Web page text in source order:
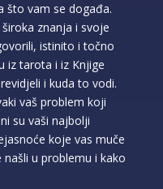
što vam se događa.
znanja i svoje
istinito i točno
iz tarota i iz Knjige
i kuda to vodi.
vaš problem koji
su vaši najbolji
koje vas muče
u problemu i kako